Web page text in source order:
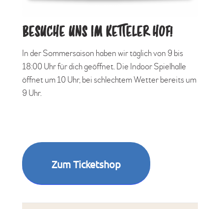
BESUCHE UNS IM KETTELER HOF!
In der Sommersaison haben wir täglich von 9 bis
18:00 Uhr für dich geöffnet. Die Indoor Spielhalle
öffnet um 10 Uhr, bei schlechtem Wetter bereits um
9 Uhr.
Zum Ticketshop